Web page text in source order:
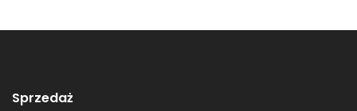
Sprzedaż